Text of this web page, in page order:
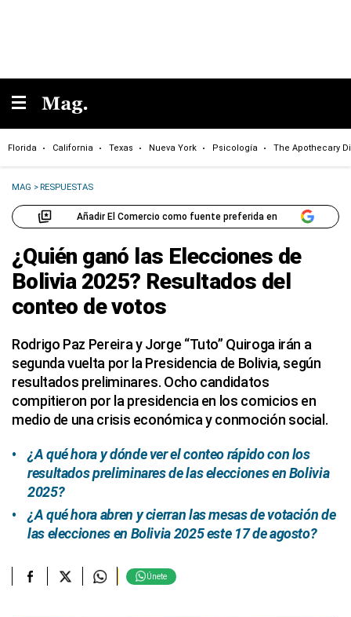
Florida California Texas Nueva York Psicología The Apothecary
MAG >RESPUESTAS
Añadir El Comercio como fuente preferida en
¿Quién ganó las Elecciones de
Bolivia 2025? Resultados del
conteo de votos
Rodrigo Paz Pereira y Jorge “Tuto” Quiroga irán a
segunda vuelta por la Presidencia de Bolivia, según
resultados preliminares. Ocho candidatos
compitieron por la presidencia en los comicios en
medio de una crisis económica y conmoción social.
¿A qué hora y dónde ver el conteo rápido con los
resultados preliminares de las elecciones en Bolivia
2025?
¿A qué hora abren y cierran las mesas de votación de
las elecciones en Bolivia 2025 este 17 de agosto?
Únete